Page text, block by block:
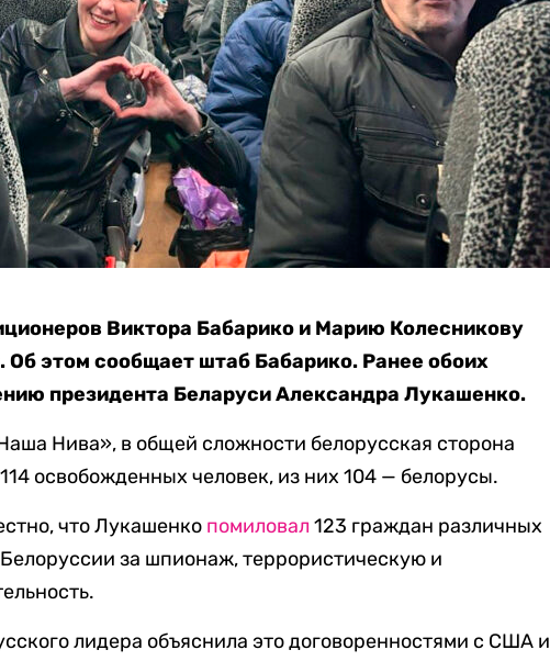
Виктора Бабарико и Марию Колесникову
Об этом сообщает штаб Бабарико. Ранее обоих
президента Беларуси Александра Лукашенко.
Нива», в общей сложности белорусская сторона
освобожденных человек, из них 104 — белорусы.
что Лукашенко помиловал 123 граждан различных
за шпионаж, террористическую и
лидера объяснила это договоренностями с США и